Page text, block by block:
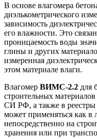
В основе влагомера
диэлькометрического
зависимость
его влажности. Это
проницаемость воды
глины и других
измеренная
этом материале влаги.
Влагомер ВИМС-2.2 для
строительных
СИ РФ, а также в реестры
может применяться как в
непосредственно на
хранения или при